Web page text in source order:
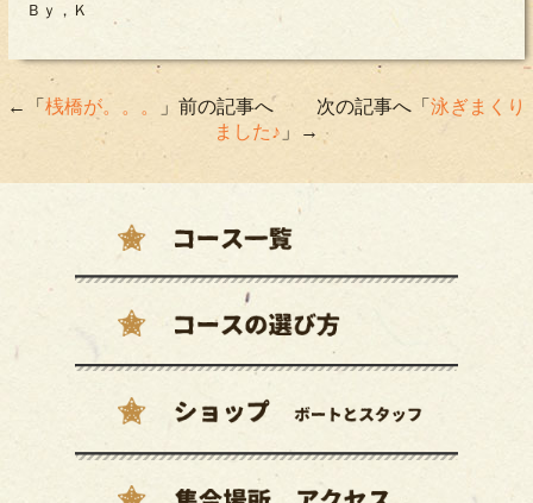
Ｂｙ，Ｋ
←「 桟橋が。。。 」前の記事へ 次の記事へ「 泳ぎまくり
ました♪ 」→